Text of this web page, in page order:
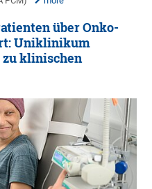
über Onko-
Uniklinikum
zu klinischen